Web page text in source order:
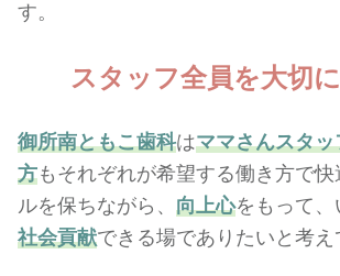
す。
スタッフ全員を大切
御所南ともこ歯科はママさんスタッ
方もそれぞれが希望する働き方で
ルを保ちながら、 向上心をもって、
社会貢献できる場でありたいと考え